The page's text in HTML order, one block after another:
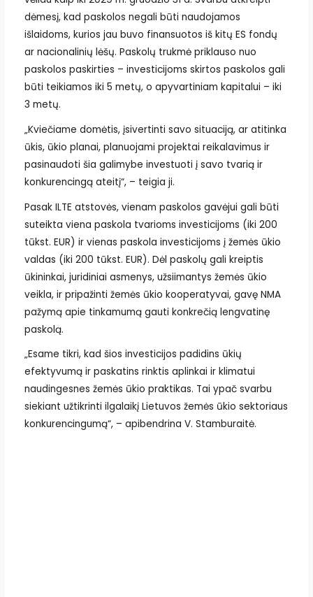
dėmesį, kad paskolos negali būti naudojamos
išlaidoms, kurios jau buvo finansuotos iš kitų ES fondų
ar nacionalinių lėšų. Paskolų trukmė priklauso nuo
paskolos paskirties – investicijoms skirtos paskolos gali
būti teikiamos iki 5 metų, o apyvartiniam kapitalui – iki
3 metų.
„Kviečiame domėtis, įsivertinti savo situaciją, ar atitinka
ūkis, ūkio planai, planuojami projektai reikalavimus ir
pasinaudoti šia galimybe investuoti į savo tvarią ir
konkurencingą ateitį“, – teigia ji.
Pasak ILTE atstovės, vienam paskolos gavėjui gali būti
suteikta viena paskola tvarioms investicijoms (iki 200
tūkst. EUR) ir vienas paskola investicijoms į žemės ūkio
valdas (iki 200 tūkst. EUR). Dėl paskolų gali kreiptis
ūkininkai, juridiniai asmenys, užsiimantys žemės ūkio
veikla, ir pripažinti žemės ūkio kooperatyvai, gavę NMA
pažymą apie tinkamumą gauti konkrečią lengvatinę
paskolą.
„Esame tikri, kad šios investicijos padidins ūkių
efektyvumą ir paskatins rinktis aplinkai ir klimatui
naudingesnes žemės ūkio praktikas. Tai ypač svarbu
siekiant užtikrinti ilgalaikį Lietuvos žemės ūkio sektoriaus
konkurencingumą“, – apibendrina V. Stamburaitė.